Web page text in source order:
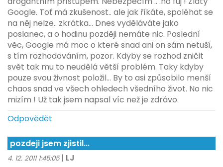
Google. Toť má zkušenost.. ale jak říkáte, spoléhat se
na něj nelze.. zkrátka... Dnes vyděláváte jako
poslanec, a o hodinu později nemáte nic. Poslední
věc, Google má moc o které snad ani on sám netuší,
s tím rozhodováním, pozor. Kdyby se rozhod zničit
svět tak mu to neudělá větší problém. Taky kdyby
pouze svou živnost položil... By to asi způsobilo menší
chaos snad ve všech ohledech všedního život. No nic
mizím ! Už tak jsem napsal víc než je zdrávo.
Odpovědět
pozdeji jsem zjistil...
4. 12. 2011 1:45:05 | LJ